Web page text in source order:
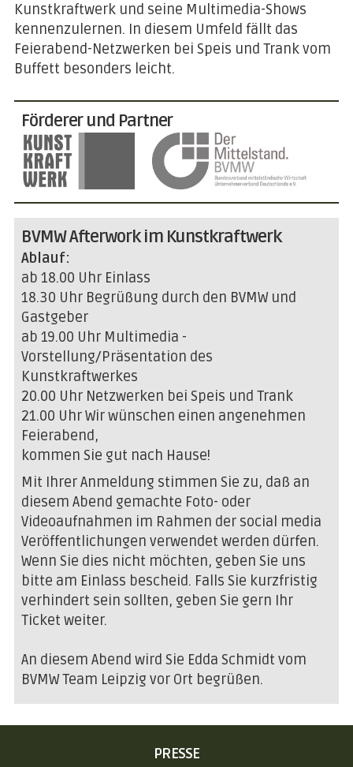
Kunstkraftwerk und seine Multimedia-Shows
kennenzulernen. In diesem Umfeld fällt das
Feierabend-Netzwerken bei Speis und Trank vom
Buffett besonders leicht.
Förderer und Partner
BVMW Afterwork im Kunstkraftwerk
Ablauf:
ab 18.00 Uhr Einlass
18.30 Uhr Begrüßung durch den BVMW und
Gastgeber
ab 19.00 Uhr Multimedia -
Vorstellung/Präsentation des
Kunstkraftwerkes
20.00 Uhr Netzwerken bei Speis und Trank
21.00 Uhr Wir wünschen einen angenehmen
Feierabend,
kommen Sie gut nach Hause!
Mit Ihrer Anmeldung stimmen Sie zu, daß an
diesem Abend gemachte Foto- oder
Videoaufnahmen im Rahmen der social media
Veröffentlichungen verwendet werden dürfen.
Wenn Sie dies nicht möchten, geben Sie uns
bitte am Einlass bescheid. Falls Sie kurzfristig
verhindert sein sollten, geben Sie gern Ihr
Ticket weiter.
An diesem Abend wird Sie Edda Schmidt vom
BVMW Team Leipzig vor Ort begrüßen.
NAVIGATION
PRESSE